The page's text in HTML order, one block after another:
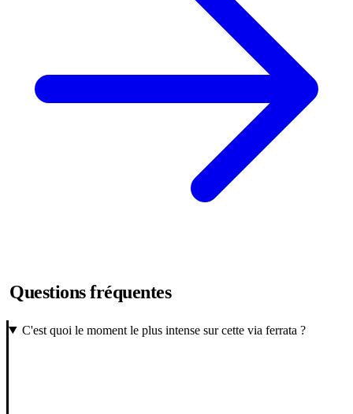
Questions fréquentes
C'est quoi le moment le plus intense sur cette via ferrata ?